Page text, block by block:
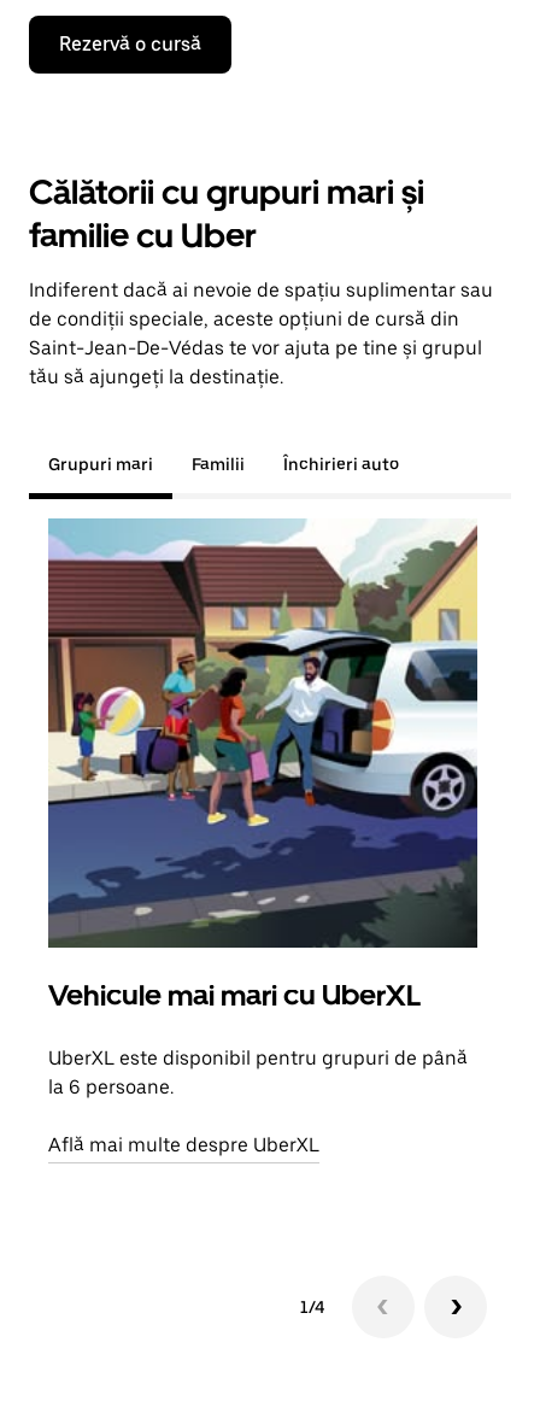
Rezervă o cursă
Călătorii cu grupuri mari și
familie cu Uber
Indiferent dacă ai nevoie de spațiu suplimentar sau
de condiții speciale, aceste opțiuni de cursă din
Saint-Jean-De-Védas te vor ajuta pe tine și grupul
tău să ajungeți la destinație.
Grupuri mari Familii Închirieri auto
Vehicule mai mari cu UberXL
UberXL este disponibil pentru grupuri de până
la 6 persoane.
Află mai multe despre UberXL
1/4